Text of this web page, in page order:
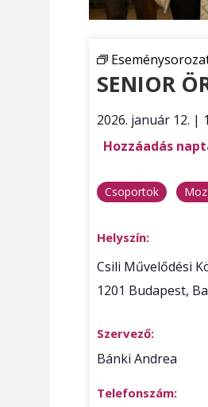
SENIOR
2026. január 12. |
Hozzáadás
Csoportok
Helyszín:
Csili Művelődési
1201 Budapest,
Szervező:
Bánki Andrea
Telefonszám: